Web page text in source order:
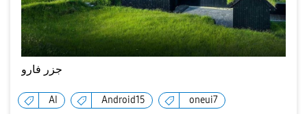
جزر فارو
AI Android15 oneui7